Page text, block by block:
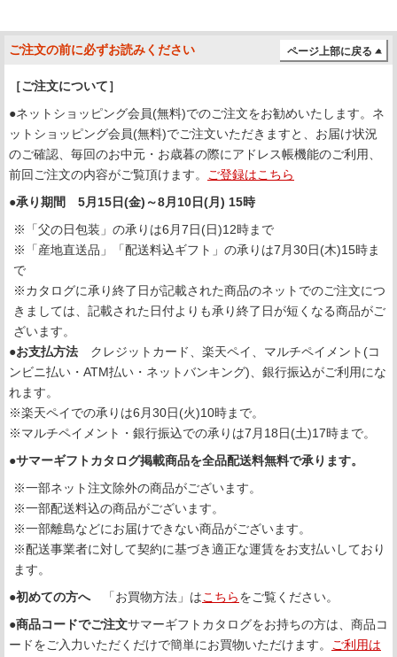
ご注文の前に必ずお読みください ページ上部に戻る
［ご注文について］
●ネットショッピング会員(無料)でのご注文をお勧めいたします。ネ
ットショッピング会員(無料)でご注文いただきますと、お届け状況
のご確認、毎回のお中元・お歳暮の際にアドレス帳機能のご利用、
前回ご注文の内容がご覧頂けます。
ご登録はこちら
●承り期間 5月15日(金)～8月10日(月) 15時
※「父の日包装」の承りは6月7日(日)12時まで
※「産地直送品」「配送料込ギフト」の承りは7月30日(木)15時ま
で
※カタログに承り終了日が記載された商品のネットでのご注文につ
きましては、記載された日付よりも承り終了日が短くなる商品がご
ざいます。
●お支払方法 クレジットカード、楽天ペイ、マルチペイメント(コ
ンビニ払い・ATM払い・ネットバンキング)、銀行振込がご利用にな
れます。
※楽天ペイでの承りは6月30日(火)10時まで。
※マルチペイメント・銀行振込での承りは7月18日(土)17時まで。
●サマーギフトカタログ掲載商品を全品配送料無料で承ります。
※一部ネット注文除外の商品がございます。
※一部配送料込の商品がございます。
※一部離島などにお届けできない商品がございます。
※配送事業者に対して契約に基づき適正な運賃をお支払いしており
ます。
●初めての方へ「お買物方法」はこちらをご覧ください。
●商品コードでご注文サマーギフトカタログをお持ちの方は、商品コ
ードをご入力いただくだけで簡単にお買物いただけます。
ご利用は